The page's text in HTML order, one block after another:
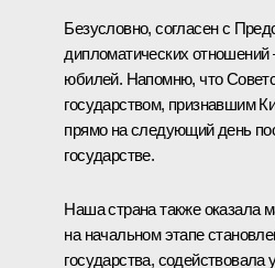
Безусловно, согласен с
дипломатических
юбилей. Напомню, что
государством, признавшим
прямо на следующий день
государстве.
Наша страна также оказала
на начальном этапе
государства, содействовала